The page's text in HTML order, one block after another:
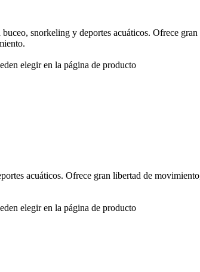
buceo, snorkeling y deportes acuáticos. Ofrece
elegir en la página de producto
acuáticos. Ofrece gran libertad de
elegir en la página de producto